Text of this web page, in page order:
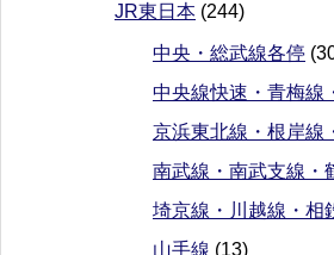
JR東日本 (244)
中央・総武線各停
中央線快速・青梅線
京浜東北線・根岸線
南武線・南武支線・
埼京線・川越線・相
山手線 (13)